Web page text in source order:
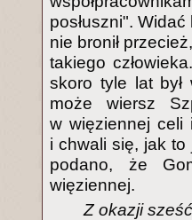
posłuszni".
nie bronił
takiego
skoro tyle lat był
może wiersz
w więziennej celi
i chwali się, jak
podano, że
więziennej.
Z okazji